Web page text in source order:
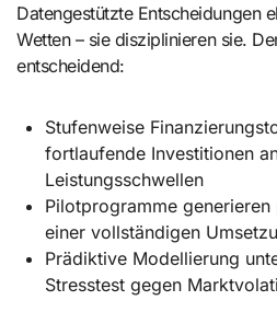
Datengestützte Entscheidungen
Wetten – sie disziplinieren sie.
entscheidend:
Stufenweise
fortlaufende Investitionen
Leistungsschwellen
Pilotprogramme
einer vollständigen
Prädiktive Modellierung
Stresstest gegen